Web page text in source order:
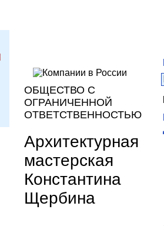
ОБЩЕСТВО С
ОГРАНИЧЕННОЙ
ОТВЕТСТВЕННОСТЬЮ
Архитектурная
мастерская
Константина
Щербина